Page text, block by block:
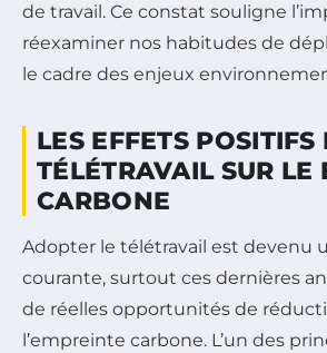
de travail. Ce constat souligne
réexaminer nos habitudes de
le cadre des enjeux
LES EFFETS POSITIFS
TÉLÉTRAVAIL SUR LE
CARBONE
Adopter le télétravail est devenu
courante, surtout ces dernières
de réelles opportunités de
l’empreinte carbone. L’un des